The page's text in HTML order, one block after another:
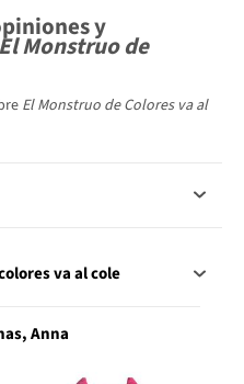
y
El Monstruo de
El Monstruo de Colores va al
va al cole
Anna